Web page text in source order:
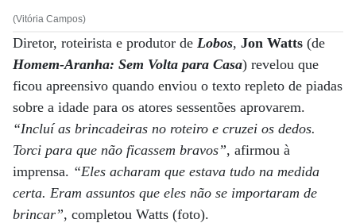
(Vitória Campos)
Diretor, roteirista e produtor de Lobos, Jon Watts (de
Homem-Aranha: Sem Volta para Casa) revelou que
ficou apreensivo quando enviou o texto repleto de piadas
sobre a idade para os atores sessentões aprovarem.
“Incluí as brincadeiras no roteiro e cruzei os dedos.
Torci para que não ficassem bravos”, afirmou à
imprensa. “Eles acharam que estava tudo na medida
certa. Eram assuntos que eles não se importaram de
brincar”, completou Watts (foto).